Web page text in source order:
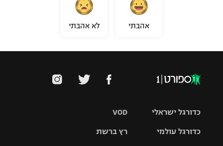
אהבתי לא אהבתי
VOD
רץ ברשת
כדורגל ישראלי
כדורגל עולמי